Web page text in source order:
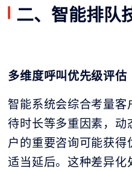
二、智能排队
多维度呼叫优先级评估
智能系统会综合考量
待时长等多重因素，动
户的重要咨询可能获得
适当延后。这种差异化